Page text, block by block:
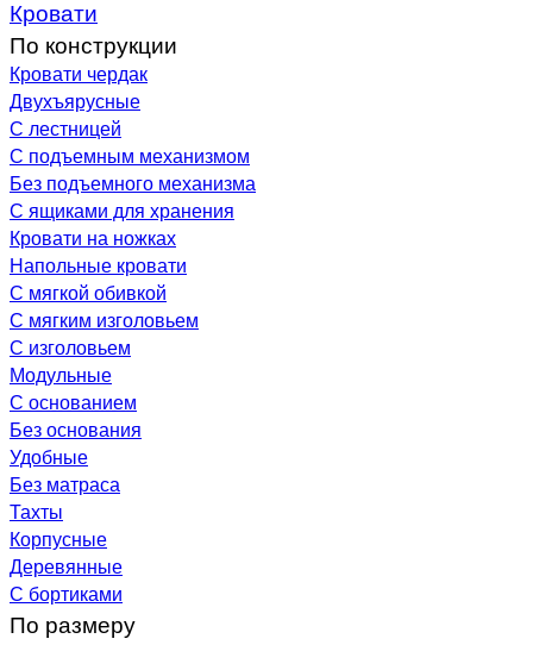
Кровати
По конструкции
Кровати чердак
Двухъярусные
С лестницей
С подъемным механизмом
Без подъемного механизма
С ящиками для хранения
Кровати на ножках
Напольные кровати
С мягкой обивкой
С мягким изголовьем
С изголовьем
Модульные
С основанием
Без основания
Удобные
Без матраса
Тахты
Корпусные
Деревянные
С бортиками
По размеру